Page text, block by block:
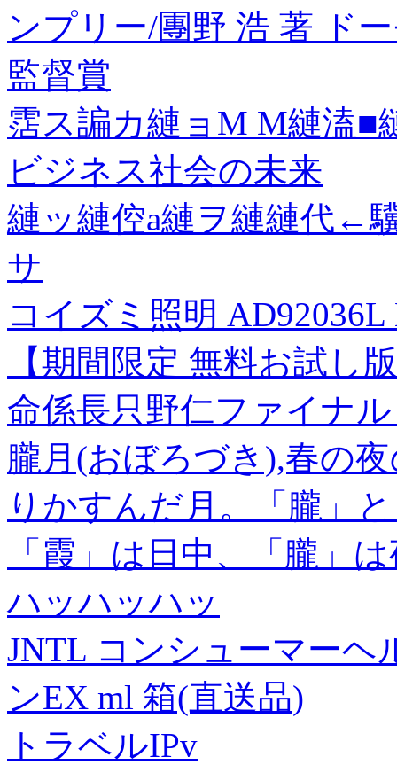
ンプリー/團野 浩 著 ド
監督賞
霑ス諞カ縺ョM M縺溘■
ビジネス社会の未来
縺ッ縺倥a縺ヲ縺縺代←
サ
コイズミ照明
【期間限定 無料お試し
命係長只野仁ファイナル
朧月(おぼろづき),春の
りかすんだ月。「朧」
「霞」は日中、「朧」
ハッハッハッ
JNTL コンシューマーヘ
ンEX ml 箱(直送品)
トラベルIPv